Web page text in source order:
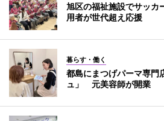
旭区の福祉施設でサッ
用者が世代超え応援
暮らす・働く
都島にまつげパーマ専門
ュ」 元美容師が開業